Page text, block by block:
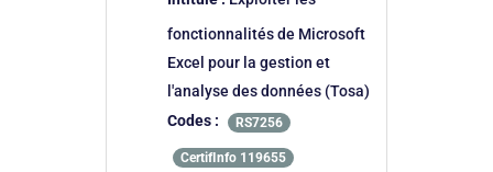
fonctionnalités de Microsoft
Excel pour la gestion et
l'analyse des données (Tosa)
Codes :
RS7256
CertifInfo 119655